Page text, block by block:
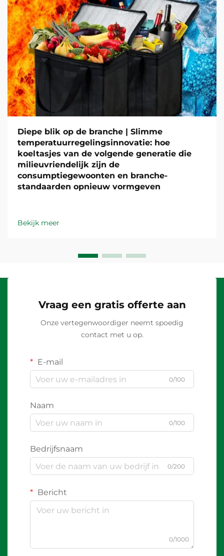
Diepe blik op de branche | Slimme
temperatuurregelingsinnovatie: hoe
koeltasjes van de volgende generatie die
milieuvriendelijk zijn de
consumptiegewoonten en branche-
standaarden opnieuw vormgeven
Bekijk meer
Vraag een gratis offerte aan
Onze vertegenwoordiger neemt spoedig
contact met u op.
E-mail
0/100
Naam
0/100
Bedrijfsnaam
0/200
Bericht
0/1000